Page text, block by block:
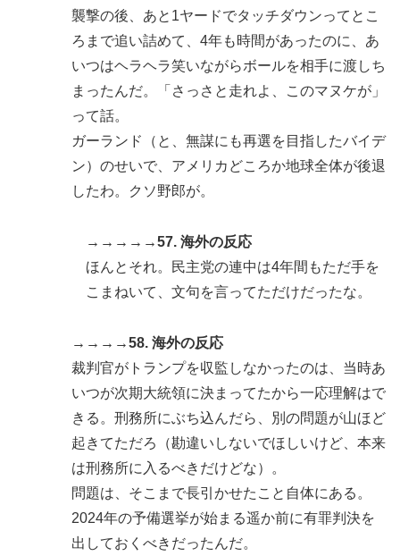
襲撃の後、あと1ヤードでタッチダウンってとこ
ろまで追い詰めて、4年も時間があったのに、あ
いつはヘラヘラ笑いながらボールを相手に渡しち
まったんだ。「さっさと走れよ、このマヌケが」
って話。
ガーランド（と、無謀にも再選を目指したバイデ
ン）のせいで、アメリカどころか地球全体が後退
したわ。クソ野郎が。
→→→→→57. 海外の反応
ほんとそれ。民主党の連中は4年間もただ手を
こまねいて、文句を言ってただけだったな。
→→→→58. 海外の反応
裁判官がトランプを収監しなかったのは、当時あ
いつが次期大統領に決まってたから一応理解はで
きる。刑務所にぶち込んだら、別の問題が山ほど
起きてただろ（勘違いしないでほしいけど、本来
は刑務所に入るべきだけどな）。
問題は、そこまで長引かせたこと自体にある。
2024年の予備選挙が始まる遥か前に有罪判決を
出しておくべきだったんだ。